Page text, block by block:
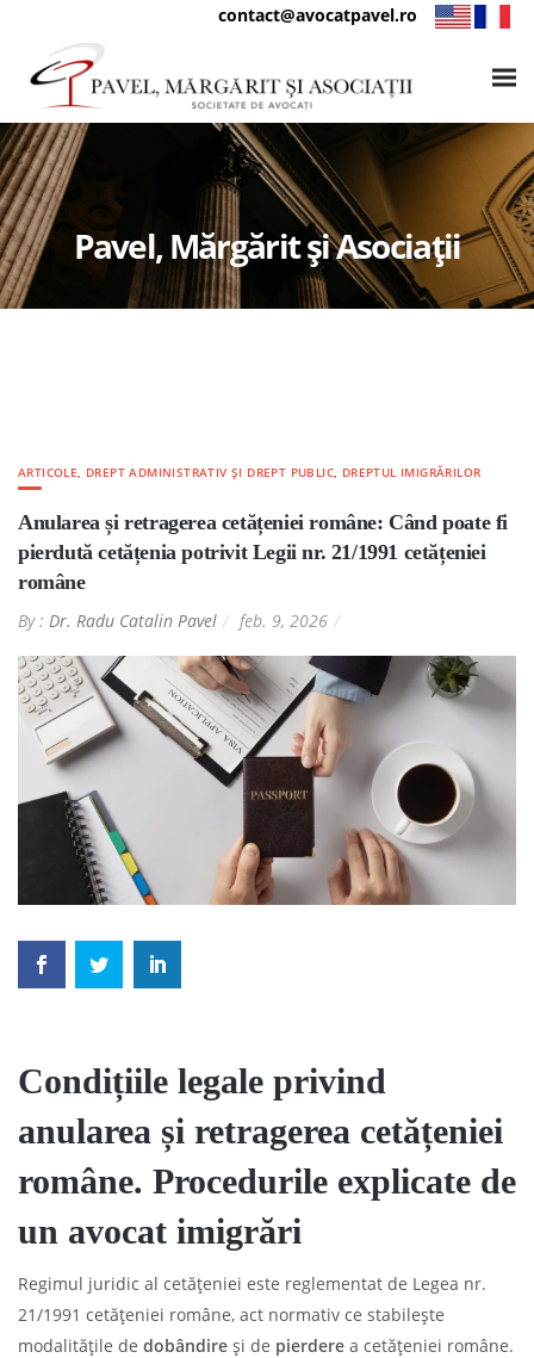
contact@avocatpavel.ro
Pavel, Mărgărit și Asociații
ARTICOLE, DREPT ADMINISTRATIV ȘI DREPT PUBLIC, DREPTUL IMIGRĂRILOR
Anularea și retragerea cetățeniei române: Când poate fi
pierdută cetățenia potrivit Legii nr. 21/1991 cetățeniei
române
By : Dr. Radu Catalin Pavel feb. 9, 2026
Condițiile legale privind
anularea și retragerea cetățeniei
române. Procedurile explicate de
un avocat imigrări
Regimul juridic al cetățeniei este reglementat de Legea nr.
21/1991 cetățeniei române, act normativ ce stabilește
modalitățile de dobândire și de pierdere a cetățeniei române.